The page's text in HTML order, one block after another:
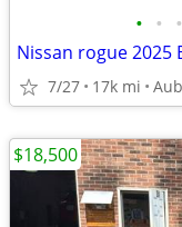
• • •
Nissan rogue 2025
7/27 17k mi
$18,500